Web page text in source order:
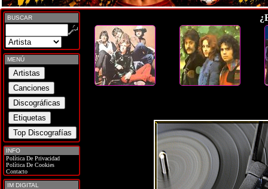
BUSCAR
MENÚ
INFO
Política De Privacidad
Política De Cookies
Contacto
IM DIGITAL